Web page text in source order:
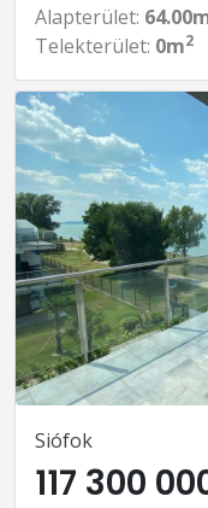
Alapterület:
Telekterület: 0m2
Siófok
117 300